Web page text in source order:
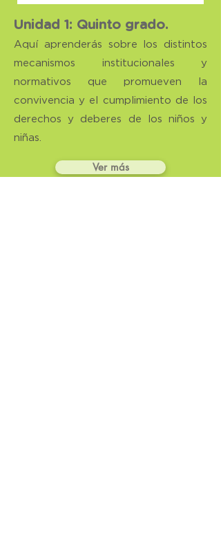
Unidad 1: Quinto grado.
Aquí aprenderás sobre los distintos
mecanismos institucionales y
normativos que promueven la
convivencia y el cumplimiento de los
derechos y deberes de los niños y
niñas.
Ver más